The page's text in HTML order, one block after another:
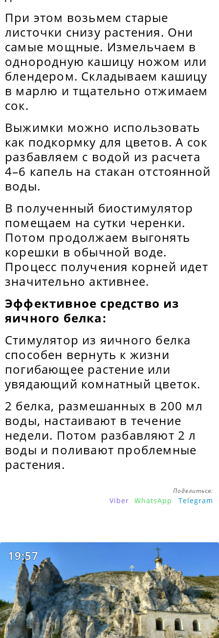
При этом возьмем старые
листочки снизу растения. Они
самые мощные. Измельчаем в
однородную кашицу ножом или
блендером. Складываем кашицу
в марлю и тщательно отжимаем
сок.
Выжимки можно использовать
как подкормку для цветов. А сок
разбавляем с водой из расчета
4–6 капель на стакан отстоянной
воды.
В полученный биостимулятор
помещаем на сутки черенки.
Потом продолжаем выгонять
корешки в обычной воде.
Процесс получения корней идет
значительно активнее.
Эффективное средство из
яичного белка:
Стимулятор из яичного белка
способен вернуть к жизни
погибающее растение или
увядающий комнатный цветок.
2 белка, размешанных в 200 мл
воды, настаивают в течение
недели. Потом разбавляют 2 л
воды и поливают проблемные
растения.
Поделиться:
Viber WhatsApp Telegram
19:57